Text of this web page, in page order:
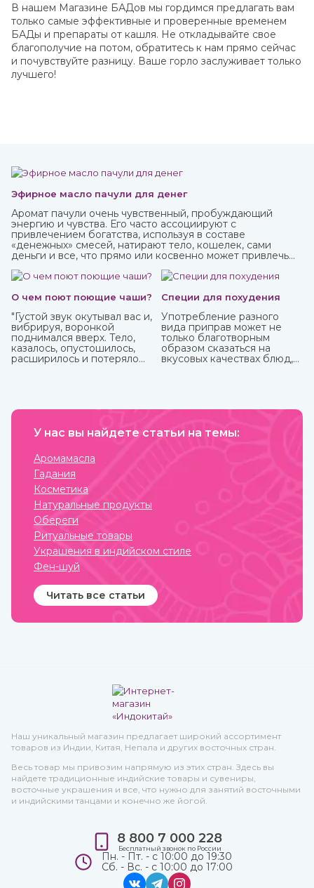
В нашем Магазине БАДов мы гордимся предлагать вам
только самые эффективные и проверенные временем
БАДы и препараты от кашля. Не откладывайте свое
благополучие на потом, обратитесь к нам прямо сейчас
и почувствуйте разницу. Ваше горло заслуживает только
лучшего!
Эфирное масло пачули для денег
Аромат пачули очень чувственный, пробуждающий
энергию и чувства. Его часто ассоциируют с
привлечением богатства, используя в составе
«денежных» смесей, натирают тело, кошелек, сами
деньги и все, что прямо или косвенно может привлечь
О чем поют поющие чаши?
"Густой звук окутывал вас и,
вибрируя, воронкой
поднимался вверх. Тело,
казалось, опустошилось,
расширилось и потеряло
Это вы можете
тибетской поющей чашей.
Специи для похудения
Употребление разного
вида приправ может не
только благотворным
образом сказаться на
вкусовых качествах блюд,
многие из них содержат
защитить от болезней,
У нас вы найдете статьи на темы:
Аромамасла
Гадания
Косметика
Натуральные продукты
Обереги
Ритуальные товары
Украшения в индийском стиле
Фен-шуй
Читать все статьи
Наш уникальный магазин предлагает широкий ассортимент
товаров из Индии, Китая, Непала и других восточных стран.
Весь товар мы привозим напрямую из этих стран. Здесь вы
найдете традиционные индийские товары и сувениры,
восточные украшения и все, что нужно для занятий восточными
и индийскими танцами и конечно же йогой.
8 800 7 000 228
Бесплатный звонок по России
Пн. - Пт. - с 10:00 до 19:30
Сб. - Вс. - с 10:00 до 17:00